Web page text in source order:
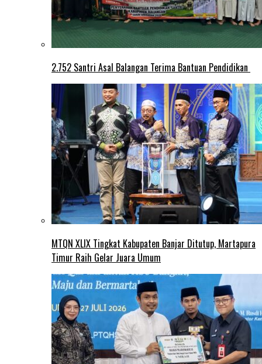
2.752 Santri Asal Balangan Terima Bantuan Pendidikan
MTQN XLIX Tingkat Kabupaten Banjar Ditutup, Martapura
Timur Raih Gelar Juara Umum